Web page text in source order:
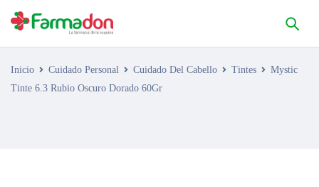
Inicio Cuidado Personal Cuidado Del Cabello Tintes
Mystic
Tinte 6.3 Rubio Oscuro Dorado 60Gr